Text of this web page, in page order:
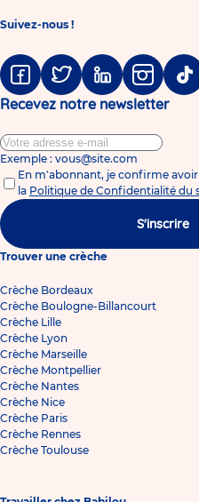
Suivez-nous !
FacebookTwitter LinkedinInstagramTiktok
Recevez notre newsletter
Exemple : vous@site.com
En m'abonnant, je confirme
la Politique de Confidentialité du
S'inscrire
Trouver une crèche
Crèche Bordeaux
Crèche Boulogne-Billancourt
Crèche Lille
Crèche Lyon
Crèche Marseille
Crèche Montpellier
Crèche Nantes
Crèche Nice
Crèche Paris
Crèche Rennes
Crèche Toulouse